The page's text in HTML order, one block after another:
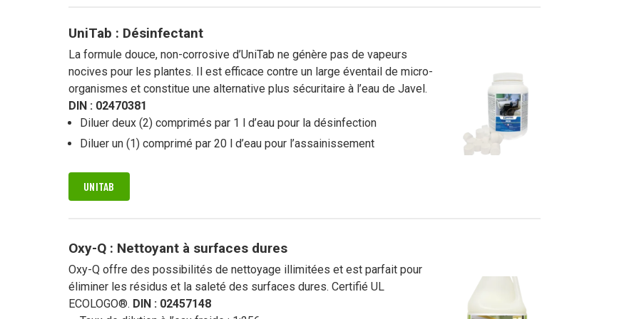
UniTab : Désinfectant
La formule douce, non-corrosive d’UniTab ne génère pas de vapeurs
nocives pour les plantes. Il est efficace contre un large éventail de micro-
organismes et constitue une alternative plus sécuritaire à l’eau de Javel.
DIN : 02470381
Diluer deux (2) comprimés par 1 l d’eau pour la désinfection
Diluer un (1) comprimé par 20 l d’eau pour l’assainissement
UNITAB
Oxy-Q : Nettoyant à surfaces dures
Oxy-Q offre des possibilités de nettoyage illimitées et est parfait pour
éliminer les résidus et la saleté des surfaces dures. Certifié UL
ECOLOGO®. DIN : 02457148